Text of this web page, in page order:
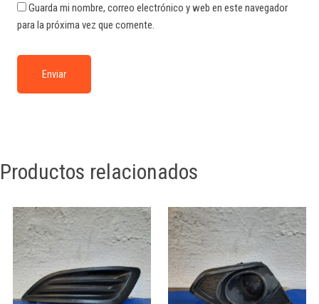
Guarda mi nombre, correo electrónico y web en este navegador
para la próxima vez que comente.
Productos relacionados